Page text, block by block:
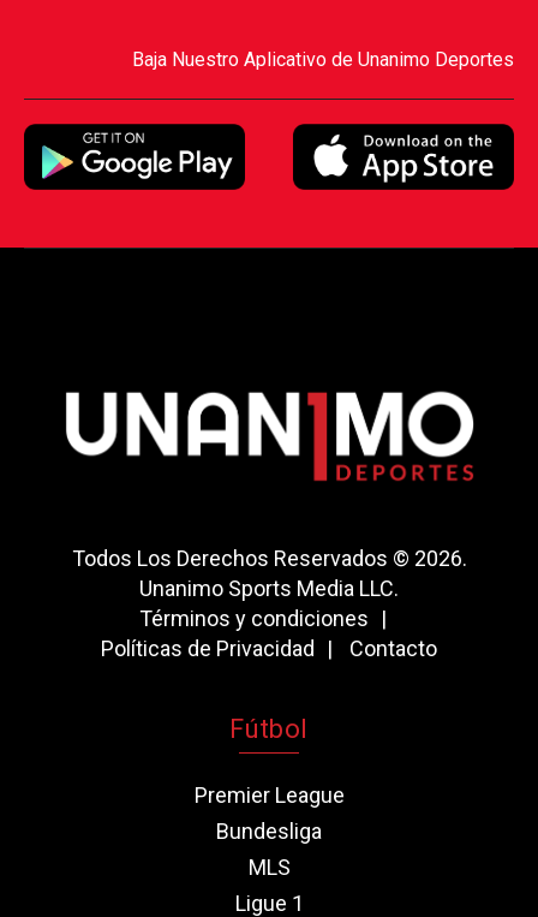
Baja Nuestro Aplicativo de Unanimo Deportes
Todos Los Derechos Reservados © 2026.
Unanimo Sports Media LLC.
Términos y condiciones
Políticas de Privacidad
Contacto
Fútbol
Premier League
Bundesliga
MLS
Ligue 1